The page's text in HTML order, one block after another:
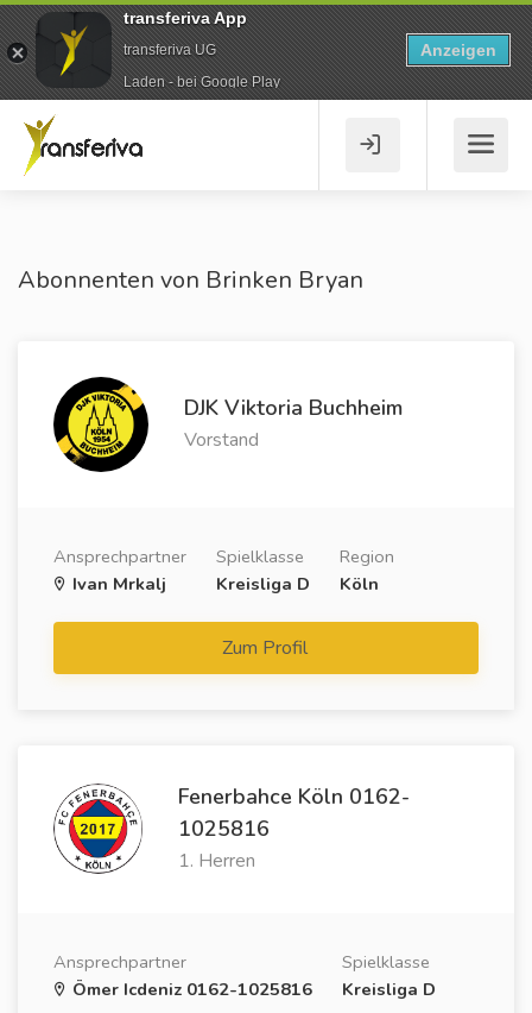
Abonnenten von Brinken Bryan
DJK Viktoria Buchheim
Vorstand
Ansprechpartner
Ivan Mrkalj
Spielklasse
Kreisliga D
Region
Köln
Zum Profil
Fenerbahce Köln 0162-
1025816
1. Herren
Ansprechpartner
Ömer Icdeniz 0162-1025816
Spielklasse
Kreisliga D
transferiva App
transferiva UG
Laden - bei Google Play
Anzeigen